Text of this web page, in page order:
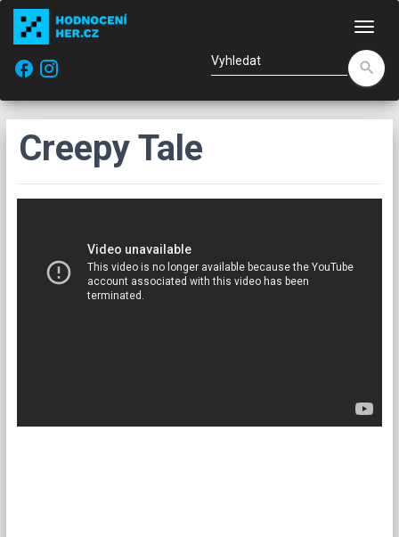
facebook
search
Creepy Tale